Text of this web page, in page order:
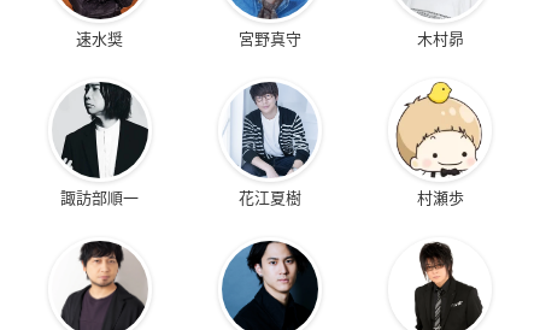
速水奨 宮野真守 木村昴
諏訪部順一 花江夏樹 村瀬歩